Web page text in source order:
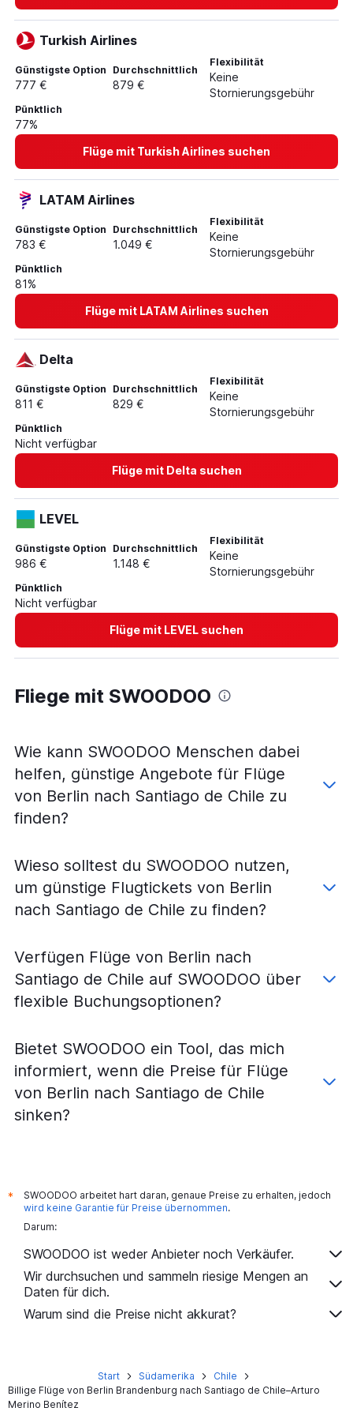
Turkish Airlines
Günstigste Option
777 €
Durchschnittlich
879 €
Flexibilität
Keine
Stornierungsgebühr
Pünktlich
77%
Flüge mit Turkish Airlines suchen
LATAM Airlines
Günstigste Option
783 €
Durchschnittlich
1.049 €
Flexibilität
Keine
Stornierungsgebühr
Pünktlich
81%
Flüge mit LATAM Airlines suchen
Delta
Günstigste Option
811 €
Durchschnittlich
829 €
Flexibilität
Keine
Stornierungsgebühr
Pünktlich
Nicht verfügbar
Flüge mit Delta suchen
LEVEL
Günstigste Option
986 €
Durchschnittlich
1.148 €
Flexibilität
Keine
Stornierungsgebühr
Pünktlich
Nicht verfügbar
Flüge mit LEVEL suchen
Fliege mit SWOODOO
Wie kann SWOODOO Menschen dabei
helfen, günstige Angebote für Flüge
von Berlin nach Santiago de Chile zu
finden?
Wieso solltest du SWOODOO nutzen,
um günstige Flugtickets von Berlin
nach Santiago de Chile zu finden?
Verfügen Flüge von Berlin nach
Santiago de Chile auf SWOODOO über
flexible Buchungsoptionen?
Bietet SWOODOO ein Tool, das mich
informiert, wenn die Preise für Flüge
von Berlin nach Santiago de Chile
sinken?
*
SWOODOO arbeitet hart daran, genaue Preise zu erhalten, jedoch
wird keine Garantie für Preise übernommen.
Darum:
SWOODOO ist weder Anbieter noch Verkäufer.
Wir durchsuchen und sammeln riesige Mengen an
Daten für dich.
Warum sind die Preise nicht akkurat?
Start Südamerika
Chile
Billige Flüge von Berlin Brandenburg nach Santiago de Chile–Arturo
Merino Benítez